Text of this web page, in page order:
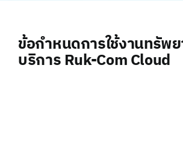
ข้อกำหนดการใช้งานทรัพ
บริการ Ruk-Com Cloud